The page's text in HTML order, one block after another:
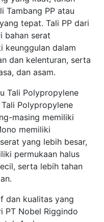
Tambang PP atau
tepat. Tali PP dari
bahan serat
keunggulan dalam
dan kelenturan, serta
dan asam.
Tali Polypropylene
Polypropylene
masing memiliki
memiliki
yang lebih besar,
permukaan halus
serta lebih tahan
dan kualitas yang
PT Nobel Riggindo